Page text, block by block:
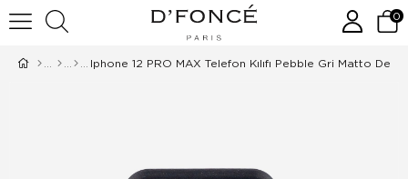
0
Iphone 12 PRO MAX Telefon Kılıfı Pebble Gri Matto